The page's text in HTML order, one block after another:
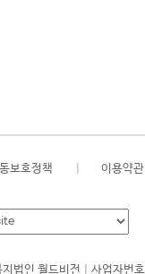
보호정책 이용약관
법인 월드비전
사업자번호